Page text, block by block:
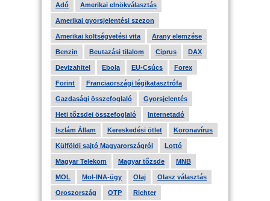
Adó Amerikai elnökválasztás
Amerikai gyorsjelentési szezon
Amerikai költségvetési vita Arany elemzése
Benzin Beutazási tilalom Ciprus DAX
Devizahitel Ebola EU-Csúcs Forex
Forint Franciaországi légikatasztrófa
Gazdasági összefoglaló Gyorsjelentés
Heti tőzsdei összefoglaló Internetadó
Iszlám Állam Kereskedési ötlet Koronavírus
Külföldi sajtó Magyarországról Lottó
Magyar Telekom Magyar tőzsde MNB
MOL Mol-INA-ügy Olaj Olasz választás
Oroszország OTP Richter